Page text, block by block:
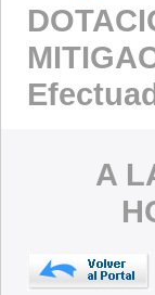
A